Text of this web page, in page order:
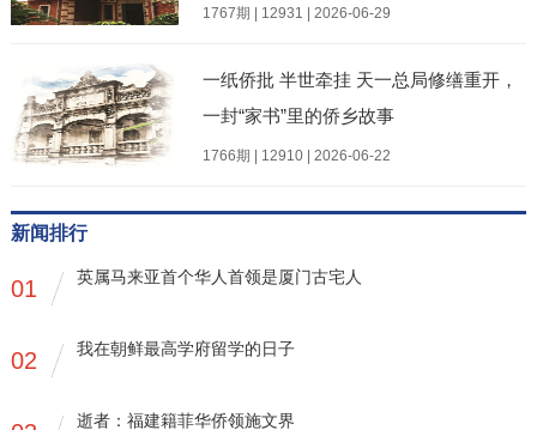
1767期 | 12931 | 2026-06-29
一纸侨批 半世牵挂 天一总局修缮重开，
一封“家书”里的侨乡故事
1766期 | 12910 | 2026-06-22
新闻排行
01 英属马来亚首个华人首领是厦门古宅人
02 我在朝鲜最高学府留学的日子
逝者：福建籍菲华侨领施文界